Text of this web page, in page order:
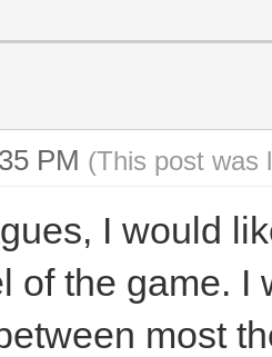
PM (This post was
I would
of the game. I
most